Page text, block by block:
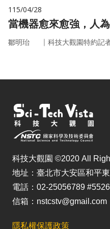
115/04/28
當機器愈來愈強，人
鄒明珆 ｜ 科技大觀園特約記
科技大觀園 ©2020 All
地址：臺北市大安區和平
電話：02-25056789 #5526
信箱：nstcstv@gmail.com
隱私權保護政策